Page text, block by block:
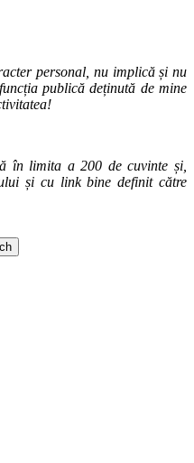
personal, nu implică și nu
publică deținută de mine
în limita a 200 de cuvinte și,
și cu link bine definit către